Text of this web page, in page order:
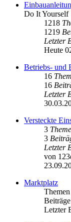
Do It Yourself
1218
1219
Letzter
Heute
Betriebs- und
16
16
Letzter
Versteckte
3
3
Letzter
von
Marktplatz
Themen
Beiträge
Letzter